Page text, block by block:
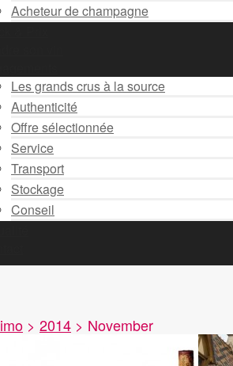
Acheteur de champagne
Les grands crus à la source
Authenticité
Offre sélectionnée
Service
Transport
Stockage
Conseil
> 2014 > November